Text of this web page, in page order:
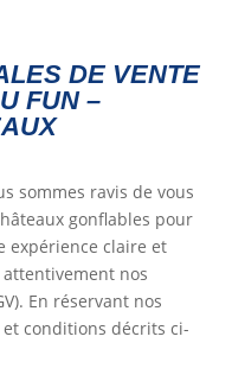
DE VENTE
FUN –
sommes ravis de vous
gonflables pour
expérience claire et
nos
En réservant nos
et conditions décrits ci-